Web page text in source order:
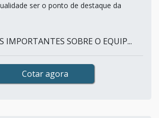
ser o ponto de destaque da
IMPORTANTES SOBRE O EQUIP...
Cotar agora